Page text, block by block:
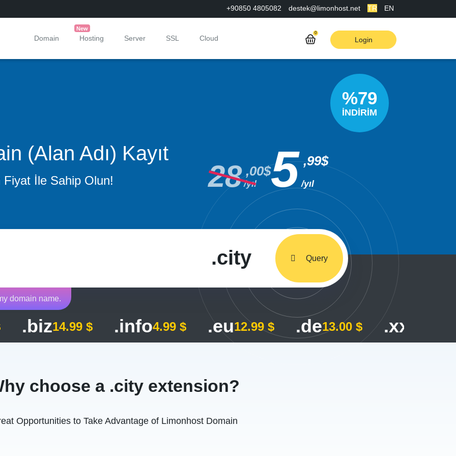
+90850 4805082 destek@limonhost.net TR EN
Domain
New
Hosting Server SSL Cloud
0
Login
(Alan Adı) Kayıt
Fiyat İle Sahip Olun! 28 ,00$
/yıl 5 ,99$
/yıl
%79
İNDİRİM
Query
city
domain name.
.biz14.99 $ .info4.99 $ .eu12.99 $ .de13.00 $ .xxx
choose a .city extension?
Opportunities to Take Advantage of Limonhost Domain